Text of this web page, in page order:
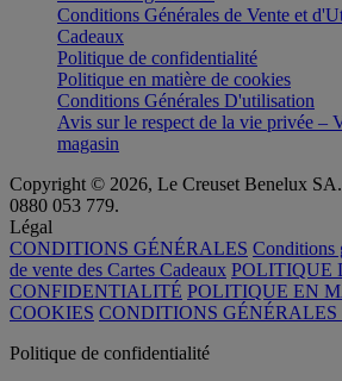
Conditions Générales de Vente et
Cadeaux
Politique de confidentialité
Politique en matière de cookies
Conditions Générales D'utilisation
Avis sur le respect de la vie privée –
magasin
Copyright © 2026, Le Creuset Benelux
0880 053 779.
Légal
CONDITIONS GÉNÉRALES Conditions
de vente des Cartes Cadeaux POLITIQUE
CONFIDENTIALITÉ POLITIQUE EN
COOKIES CONDITIONS
Politique de confidentialité